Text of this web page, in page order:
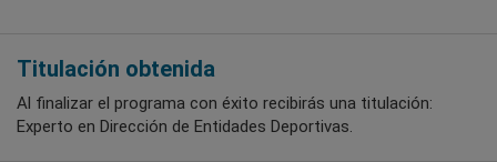
Titulación obtenida
Al finalizar el programa con éxito recibirás una titulación:
Experto en Dirección de Entidades Deportivas.